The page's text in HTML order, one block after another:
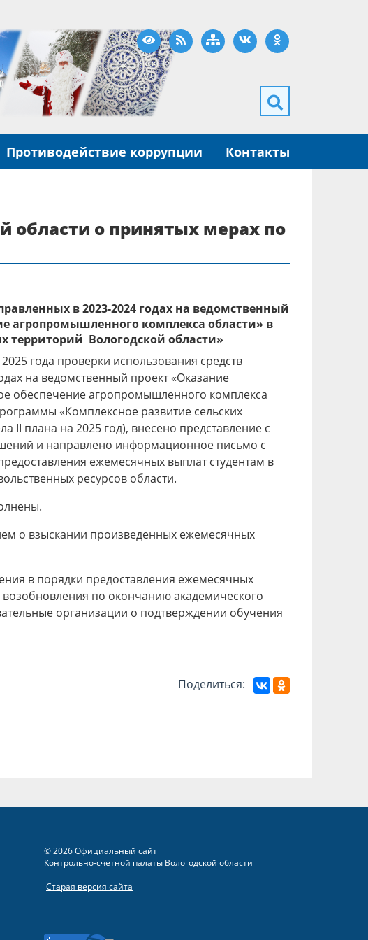
Версия для слабовидящих
RSS Карта сайта
ВКонтактеОдноклассники
Противодействие коррупции Контакты
области о принятых мерах по
в 2023-2024 годах на ведомственный
агропромышленного комплекса области» в
территорий Вологодской области»
года проверки использования средств
на ведомственный проект «Оказание
обеспечение агропромышленного комплекса
«Комплексное развитие сельских
II плана на 2025 год), внесено представление с
и направлено информационное письмо с
ежемесячных выплат студентам в
ресурсов области.
о взыскании произведенных ежемесячных
в порядки предоставления ежемесячных
по окончанию академического
организации о подтверждении обучения
Поделиться:
© 2026 Официальный сайт
Контрольно-счетной палаты Вологодской области
Старая версия сайта